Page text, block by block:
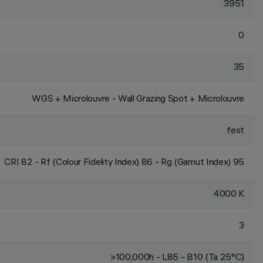
3951
0
35
WGS + Microlouvre - Wall Grazing Spot + Microlouvre
fest
CRI 82 - Rf (Colour Fidelity Index) 86 - Rg (Gamut Index) 95
4000 K
3
>100,000h - L85 - B10 (Ta 25°C)